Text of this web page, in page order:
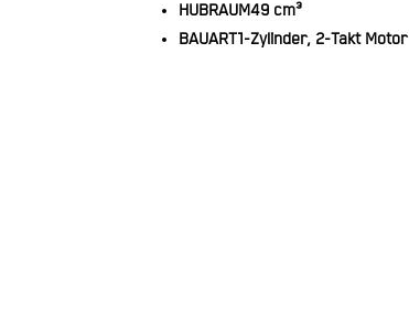
HUBRAUM49 cm³
BAUART1-Zylinder, 2-Takt Motor